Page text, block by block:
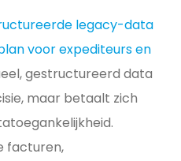
legacy-data
voor expediteurs en
gestructureerd data
maar betaalt zich
facturen,